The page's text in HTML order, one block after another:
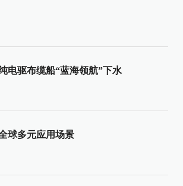
电驱布缆船“蓝海领航”下水
球多元应用场景